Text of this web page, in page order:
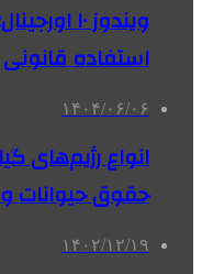
ویندوز ۱۰
استفاده قانونی
۱۴۰۴/۰۶/۰۶
انواع رژیم‌های
حقوق حیوانات
۱۴۰۲/۱۲/۱۹